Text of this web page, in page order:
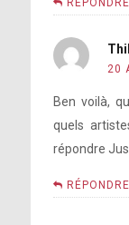
RÉPONDRE
20
Ben voilà,
quels
répondre
RÉPONDRE